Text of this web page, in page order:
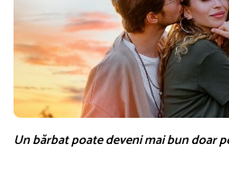
Un bărbat poate deveni mai bun doar